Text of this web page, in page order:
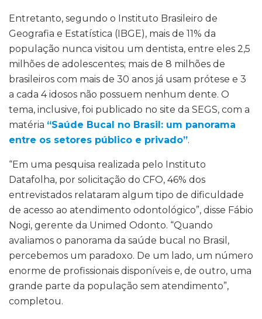
Entretanto, segundo o Instituto Brasileiro de
Geografia e Estatística (IBGE), mais de 11% da
população nunca visitou um dentista, entre eles 2,5
milhões de adolescentes; mais de 8 milhões de
brasileiros com mais de 30 anos já usam prótese e 3
a cada 4 idosos não possuem nenhum dente. O
tema, inclusive, foi publicado no site da SEGS, com a
matéria “Saúde Bucal no Brasil: um panorama
entre os setores público e privado”.
“Em uma pesquisa realizada pelo Instituto
Datafolha, por solicitação do CFO, 46% dos
entrevistados relataram algum tipo de dificuldade
de acesso ao atendimento odontológico”, disse Fábio
Nogi, gerente da Unimed Odonto. “Quando
avaliamos o panorama da saúde bucal no Brasil,
percebemos um paradoxo. De um lado, um número
enorme de profissionais disponíveis e, de outro, uma
grande parte da população sem atendimento”,
completou.